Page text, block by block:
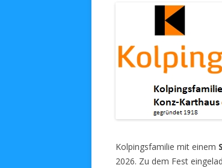
Kolpingsfamilie mit einem
2026. Zu dem Fest